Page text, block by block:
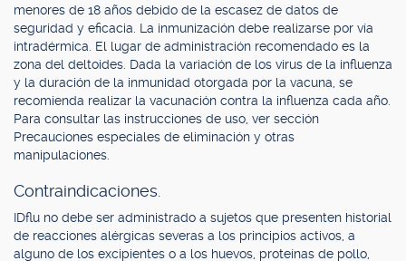
menores de 18 años debido de la escasez de datos de
seguridad y eficacia. La inmunización debe realizarse por vía
intradérmica. El lugar de administración recomendado es la
zona del deltoides. Dada la variación de los virus de la influenza
y la duración de la inmunidad otorgada por la vacuna, se
recomienda realizar la vacunación contra la influenza cada año.
Para consultar las instrucciones de uso, ver sección
Precauciones especiales de eliminación y otras
manipulaciones.
Contraindicaciones.
IDflu no debe ser administrado a sujetos que presenten historial
de reacciones alérgicas severas a los principios activos, a
alguno de los excipientes o a los huevos, proteínas de pollo,